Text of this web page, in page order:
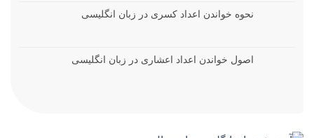
نحوه خواندن اعداد کسری در زبان انگلیسی
اصول خواندن اعداد اعشاری در زبان انگلیسی